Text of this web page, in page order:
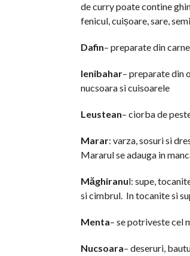
de curry poate contine
fenicul, cuișoare, sare,
Dafin– preparate din
Ienibahar– preparate din
nucsoara si cuisoarele
Leustean– ciorba de
Marar: varza, sosuri si
Mararul se adauga in
Măghiranul: supe,
si cimbrul. In tocanite si
Menta– se potriveste cel
Nucsoara– deseruri,